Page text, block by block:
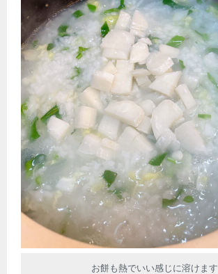
お餅も熱でいい感じに溶けます